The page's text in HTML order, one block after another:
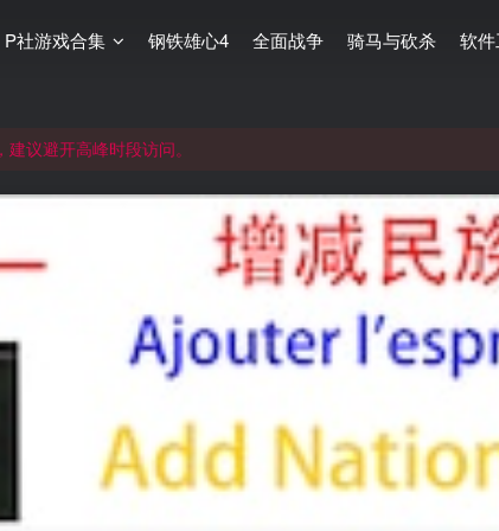
P社游戏合集 钢铁雄心4 全面战争 骑马与砍杀 软
建议避开高峰时段访问。
议避开高峰时段访问。
的内容将搬迁到本页面，本页面后续可通过langou123.com和